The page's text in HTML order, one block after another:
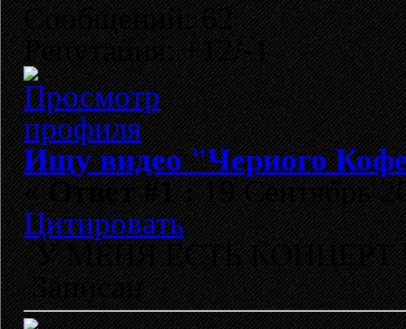
Сообщений: 62
Репутация: +12/-1
Ищу видео "Черного
«Ответ #1 :19 Сентябрь
Цитировать
У МЕНЯ ЕСТЬ КОНЦЕРТ
Записан